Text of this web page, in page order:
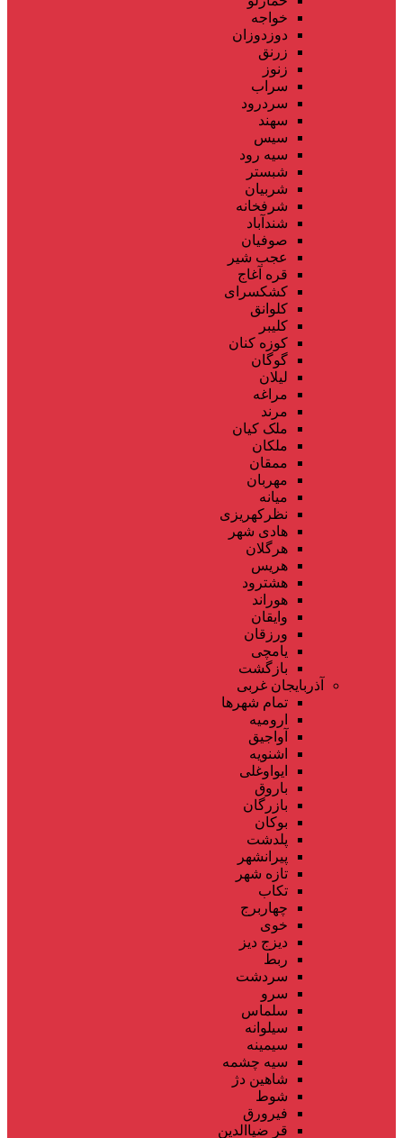
خواجه
دوزدوزان
زرنق
زنوز
سراب
سردرود
سهند
سیس
سیه رود
شبستر
شربیان
شرفخانه
شندآباد
صوفیان
عجب شیر
قره آغاج
کشکسرای
کلوانق
کلیبر
کوزه کنان
گوگان
لیلان
مراغه
مرند
ملک کیان
ملکان
ممقان
مهربان
میانه
نظرکهریزی
هادی شهر
هرگلان
هریس
هشترود
هوراند
وایقان
ورزقان
یامچی
بازگشت
آذربایجان غربی
تمام شهر‌ها
ارومیه
آواجیق
اشنویه
ایواوغلی
باروق
بازرگان
بوکان
پلدشت
پیرانشهر
تازه شهر
تکاب
چهاربرج
خوی
دیزج دیز
ربط
سردشت
سرو
سلماس
سیلوانه
سیمینه
سیه چشمه
شاهین دژ
شوط
فیرورق
قر ضیاالدین